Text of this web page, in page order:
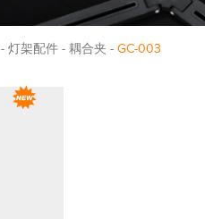
- 灯架配件 - 耦合夹 - GC-003